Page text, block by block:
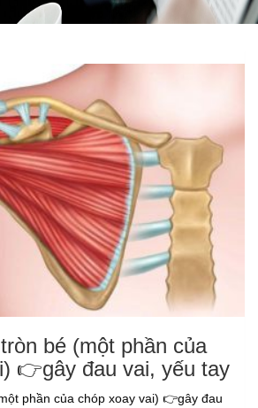
bé (một phần của
👉gây đau vai, yếu tay
phần của chóp xoay vai) 👉gây đau